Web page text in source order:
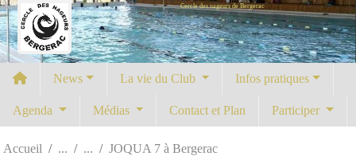
Cercle des nageurs de Bergerac
News La vie du Club Infos pratiques
Agenda Médias Contact et Plan Participer
Accueil JOQUA 7 à Bergerac
Panneau de gestion des cookies